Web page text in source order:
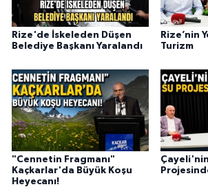
Rize'de İskeleden Düşen
Belediye Başkanı Yaralandı
Rize’nin
Turizm
"Cennetin Fragmanı"
Kaçkarlar'da Büyük Koşu
Heyecanı!